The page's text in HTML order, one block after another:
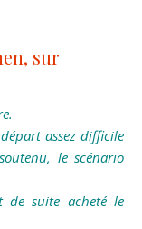
sur
assez difficile
le scénario
suite acheté le